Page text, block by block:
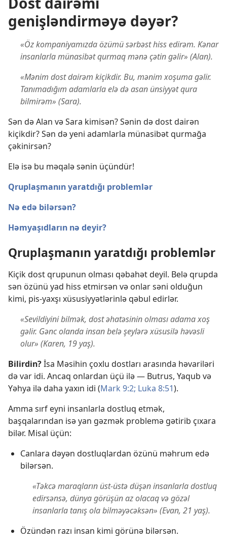
genişləndirməyə dəyər?
«Öz kompaniyamızda özümü sərbəst hiss edirəm. Kənar
insanlarla münasibət qurmaq mənə çətin gəlir» (Alan).
«Mənim dost dairəm kiçikdir. Bu, mənim xoşuma gəlir.
Tanımadığım adamlarla elə də asan ünsiyyət qura
bilmirəm» (Sara).
Sən də Alan və Sara kimisən? Sənin də dost dairən
kiçikdir? Sən də yeni adamlarla münasibət qurmağa
çəkinirsən?
Elə isə bu məqalə sənin üçündür!
Qruplaşmanın yaratdığı problemlər
Nə edə bilərsən?
Həmyaşıdların nə deyir?
Qruplaşmanın yaratdığı problemlər
Kiçik dost qrupunun olması qəbahət deyil. Belə qrupda
sən özünü yad hiss etmirsən və onlar səni olduğun
kimi, pis-yaxşı xüsusiyyətlərinlə qəbul edirlər.
«Sevildiyini bilmək, dost əhatəsinin olması adama xoş
gəlir. Gənc olanda insan belə şeylərə xüsusilə həvəsli
olur» (Karen, 19 yaş).
Bilirdin?İsa Məsihin çoxlu dostları arasında həvariləri
də var idi. Ancaq onlardan üçü ilə — Butrus, Yaqub və
Yəhya ilə daha yaxın idi (Mark 9:2; Luka 8:51).
Amma sırf eyni insanlarla dostluq etmək,
başqalarından isə yan gəzmək problemə gətirib çıxara
bilər. Misal üçün:
Canlara dəyən dostluqlardan özünü məhrum edə
bilərsən.
«Təkcə maraqların üst-üstə düşən insanlarla dostluq
edirsənsə, dünya görüşün az olacaq və gözəl
insanlarla tanış ola bilməyəcəksən» (Evan, 21 yaş).
Özündən razı insan kimi görünə bilərsən.